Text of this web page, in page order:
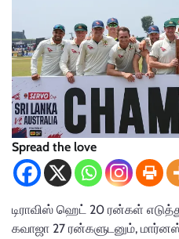
Spread the love
டிராவிஸ் ஹெட் 20 ரன்கள்
கவாஜா 27 ரன்களுடனும்,